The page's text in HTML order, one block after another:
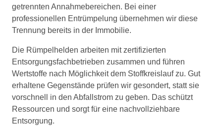
getrennten Annahmebereichen. Bei einer
professionellen Entrümpelung übernehmen wir diese
Trennung bereits in der Immobilie.
Die Rümpelhelden arbeiten mit zertifizierten
Entsorgungsfachbetrieben zusammen und führen
Wertstoffe nach Möglichkeit dem Stoffkreislauf zu. Gut
erhaltene Gegenstände prüfen wir gesondert, statt sie
vorschnell in den Abfallstrom zu geben. Das schützt
Ressourcen und sorgt für eine nachvollziehbare
Entsorgung.